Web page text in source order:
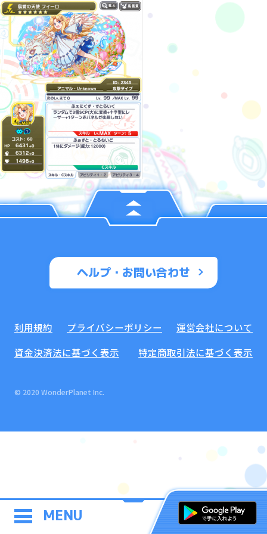
MENU
ヘルプ・お問い合わせ
利用規約 プライバシーポリシー
運営会社について
資金決済法に基づく表示
特定商取引法に基づく表示
© 2020 WonderPlanet Inc.